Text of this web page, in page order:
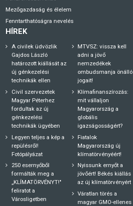
Mezőgazdaság és élelem
Fenntarthatóságra nevelés
HÍREK
A civilek üdvözlik
Gajdos László
határozott kiállását az
új génkezelési
technikák ellen
Civil szervezetek
Magyar Péterhez
fordultak az új
génkezelési
technikák ügyében
Legyen teljes a kép a
repülésről!
Fotópályázat
250 esernyőből
formálták meg a
„KLÍMATÖRVÉNYT!"
feliratot a
Városligetben
MTVSZ: vissza kell
adni a jövő
nemzedékek
ombudsmanja önálló
jogait!
Klímafinanszírozás:
mit vállaljon
Magyarország a
globális
igazságosságért?
Fiatalok
Magyarország új
klímatörvényéért!
Nyissunk ernyőt a
jövőért! Békés kiállás
az új klímatörvényért
Váratlan törés a
magyar GMO-ellenes